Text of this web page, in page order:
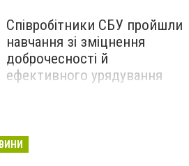
Співробітники СБУ пройшли
навчання зі зміцнення
доброчесності й
ефективного урядування
війська: у CENTCOM